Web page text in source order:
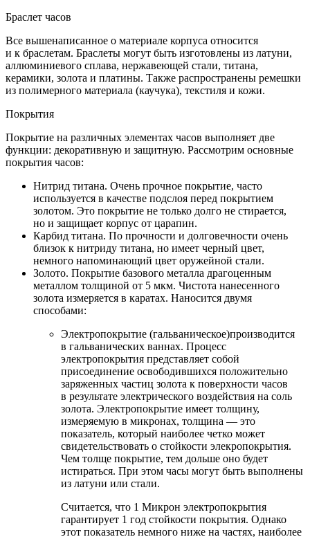
Браслет часов
Все вышенаписанное о материале корпуса относится
и к браслетам. Браслеты могут быть изготовлены из латуни,
аллюминиевого сплава, нержавеющей стали, титана,
керамики, золота и платины. Также распространены ремешки
из полимерного материала (каучука), текстиля и кожи.
Покрытия
Покрытие на различных элементах часов выполняет две
функции: декоративную и защитную. Рассмотрим основные
покрытия часов:
Нитрид титана. Очень прочное покрытие, часто
используется в качестве подслоя перед покрытием
золотом. Это покрытие не только долго не стирается,
но и защищает корпус от царапин.
Карбид титана. По прочности и долговечности очень
близок к нитриду титана, но имеет черный цвет,
немного напоминающий цвет оружейной стали.
Золото. Покрытие базового металла драгоценным
металлом толщиной от 5 мкм. Чистота нанесенного
золота измеряется в каратах. Наносится двумя
способами:
Электропокрытие (гальваническое)производится
в гальванических ваннах. Процесс
электропокрытия представляет собой
присоединение освободившихся положительно
заряженных частиц золота к поверхности часов
в результате электрического воздействия на соль
золота. Электропокрытие имеет толщину,
измеряемую в микронах, толщина — это
показатель, который наиболее четко может
свидетельствовать о стойкости элекропокрытия.
Чем толще покрытие, тем дольше оно будет
истираться. При этом часы могут быть выполнены
из латуни или стали.
Считается, что 1 Микрон электропокрытия
гарантирует 1 год стойкости покрытия. Однако
этот показатель немного ниже на частях, наиболее